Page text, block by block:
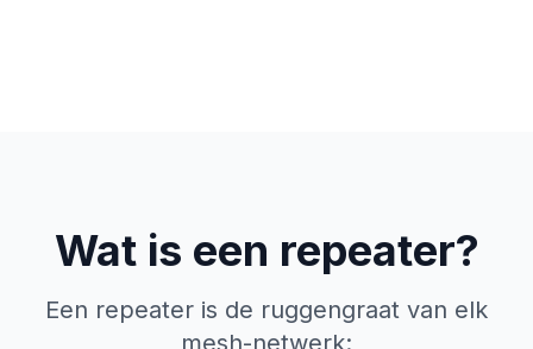
Wat is een repeater?
Een repeater is de ruggengraat van elk
mesh-netwerk: